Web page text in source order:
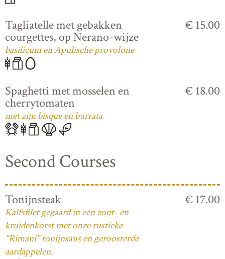
Tagliatelle met gebakken
courgettes, op Nerano-wijze
basilicum en Apulische provolone
€ 15.00
Spaghetti met mosselen en
cherrytomaten
met zijn bisque en burrata
€ 18.00
Second Courses
Tonijnsteak
Kalfsfilet gegaard in een zout- en
kruidenkorst met onze rustieke
"Rimani" tonijnsaus en geroosterde
aardappelen.
€ 17.00